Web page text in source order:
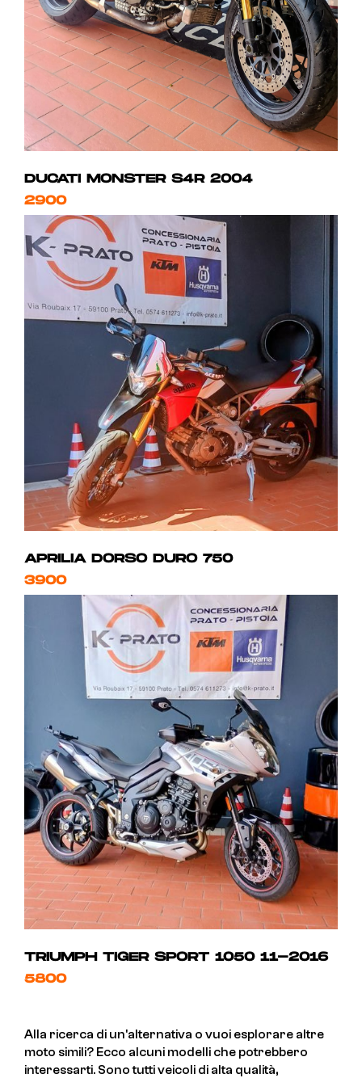
DUCATI MONSTER S4R 2004
2900
APRILIA DORSO DURO 750
3900
TRIUMPH TIGER SPORT 1050 11-2016
5800
Alla ricerca di un'alternativa o vuoi esplorare altre
moto simili? Ecco alcuni modelli che potrebbero
interessarti. Sono tutti veicoli di alta qualità,